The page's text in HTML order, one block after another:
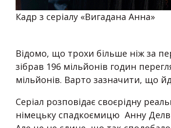
Кадр з серіалу «Вигадана Анна»
Відомо, що трохи більше ніж за
зібрав 196 мільйонів годин
мільйонів. Варто зазначити, що
Серіал розповідає своєрідну
німецьку спадкоємицю Анну